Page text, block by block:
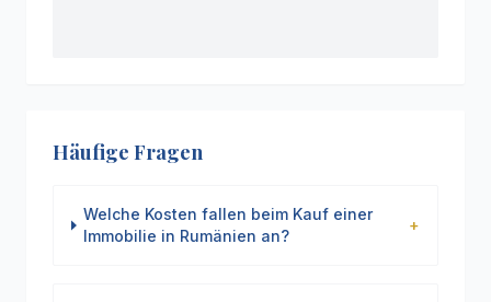
Häufige Fragen
Welche Kosten fallen beim Kauf einer
Immobilie in Rumänien an?
+